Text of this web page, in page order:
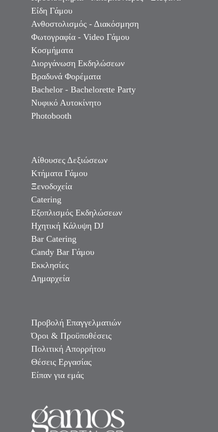
Είδη Γάμου
Ανθοστολισμός - Διακόσμηση
Φωτογραφία - Video Γάμου
Κοσμήματα
Διοργάνωση Εκδηλώσεων
Βραδυνά Φορέματα
Bachelor - Bachelorette Party
Νυφικό Αυτοκίνητο
Photobooth
Αίθουσες Δεξιώσεων
Κτήματα Γάμου
Ξενοδοχεία
Catering
Εξοπλισμός Εκδηλώσεων
Ηχητική Κάλυψη DJ
Bar Catering
Candy Bar Γάμου
Εκκλησίες
Δημαρχεία
Προβολή Επαγγελματιών
Όροι & Προϋποθέσεις
Πολιτική Απορρήτου
Θέσεις Εργασίας
Είπαν για εμάς